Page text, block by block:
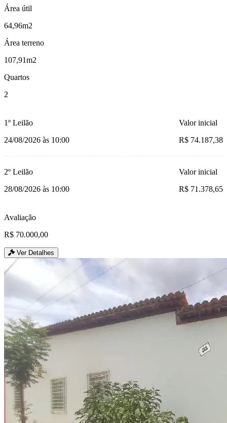
Área útil
64,96m2
Área terreno
107,91m2
Quartos
2
1º Leilão
24/08/2026 às 10:00
Valor inicial
R$ 74.187,38
2º Leilão
28/08/2026 às 10:00
Valor inicial
R$ 71.378,65
Avaliação
R$ 70.000,00
Ver Detalhes